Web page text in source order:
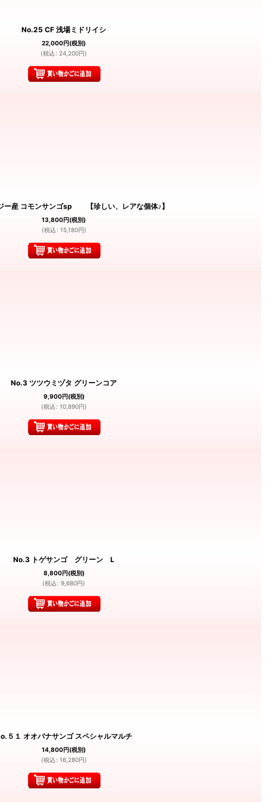
No.25 CF 浅場ミドリイシ
22,000円(税別)
(税込 : 24,200円)
ー産 コモンサンゴsp 【珍しい、レアな個体♪】
13,800円(税別)
(税込 : 15,180円)
No.3 ツツウミヅタ グリーンコア
9,900円(税別)
(税込 : 10,890円)
No.3 トゲサンゴ グリーン L
8,800円(税別)
(税込 : 9,680円)
５１ オオバナサンゴ スペシャルマルチ
14,800円(税別)
(税込 : 16,280円)